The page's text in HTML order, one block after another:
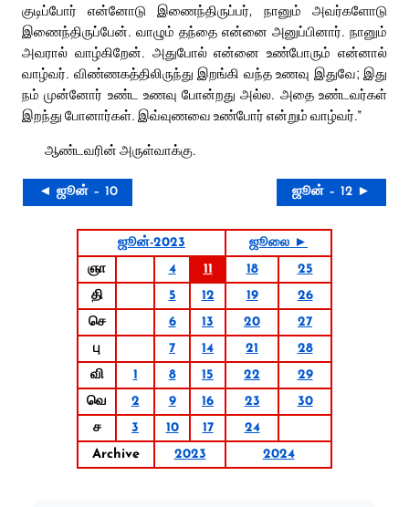
குடிப்போர் என்னோடு இணைந்திருப்பர், நானும் அவர்களோடு
இணைந்திருப்பேன். வாழும் தந்தை என்னை அனுப்பினார். நானும்
அவரால் வாழ்கிறேன். அதுபோல் என்னை உண்போரும் என்னால்
வாழ்வர். விண்ணகத்திலிருந்து இறங்கி வந்த உணவு இதுவே; இது
நம் முன்னோர் உண்ட உணவு போன்றது அல்ல. அதை உண்டவர்கள்
இறந்து போனார்கள். இவ்வுணவை உண்போர் என்றும் வாழ்வர்.”
ஆண்டவரின் அருள்வாக்கு.
◄ ஜூன் – 10 ஜூன் – 12 ►
ஜூன்-2023
ஜூலை ►
ஞா
4 11 18
25
தி
5 12 19
26
செ
6 13 20
27
பு
7 14 21
28
வி
1 8 15 22
29
வெ
2 9 16 23
30
ச
3 10 17
24
Archive
2023 2024